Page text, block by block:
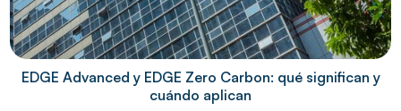
EDGE Advanced y EDGE Zero Carbon: qué significan y
cuándo aplican